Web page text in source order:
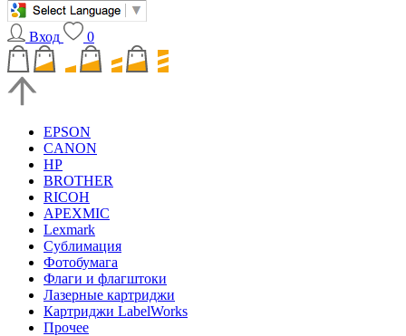
Вход 0
EPSON
CANON
HP
BROTHER
RICOH
APEXMIC
Lexmark
Сублимация
Фотобумага
Флаги и флагштоки
Лазерные картриджи
Картриджи LabelWorks
Прочее